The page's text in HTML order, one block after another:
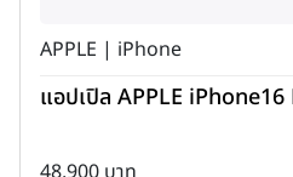
APPLE | iPhone
แอปเปิล APPLE